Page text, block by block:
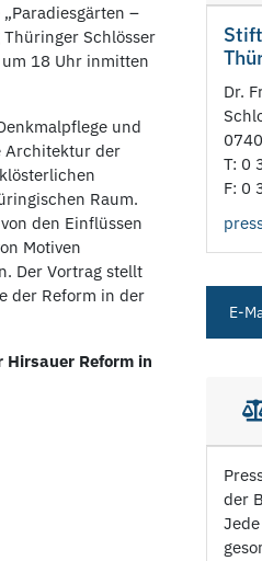
–
Schlösser
18 Uhr inmitten
und
Architektur der
Raum.
den Einflüssen
Motiven
Der Vortrag stellt
der Reform in der
Reform in
Dr.
T: 0
F: 0
E-
der